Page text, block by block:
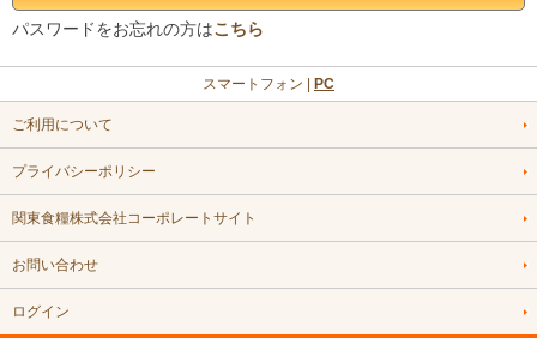
パスワードをお忘れの方はこちら
スマートフォン | PC
ご利用について
プライバシーポリシー
関東食糧株式会社コーポレートサイト
お問い合わせ
ログイン